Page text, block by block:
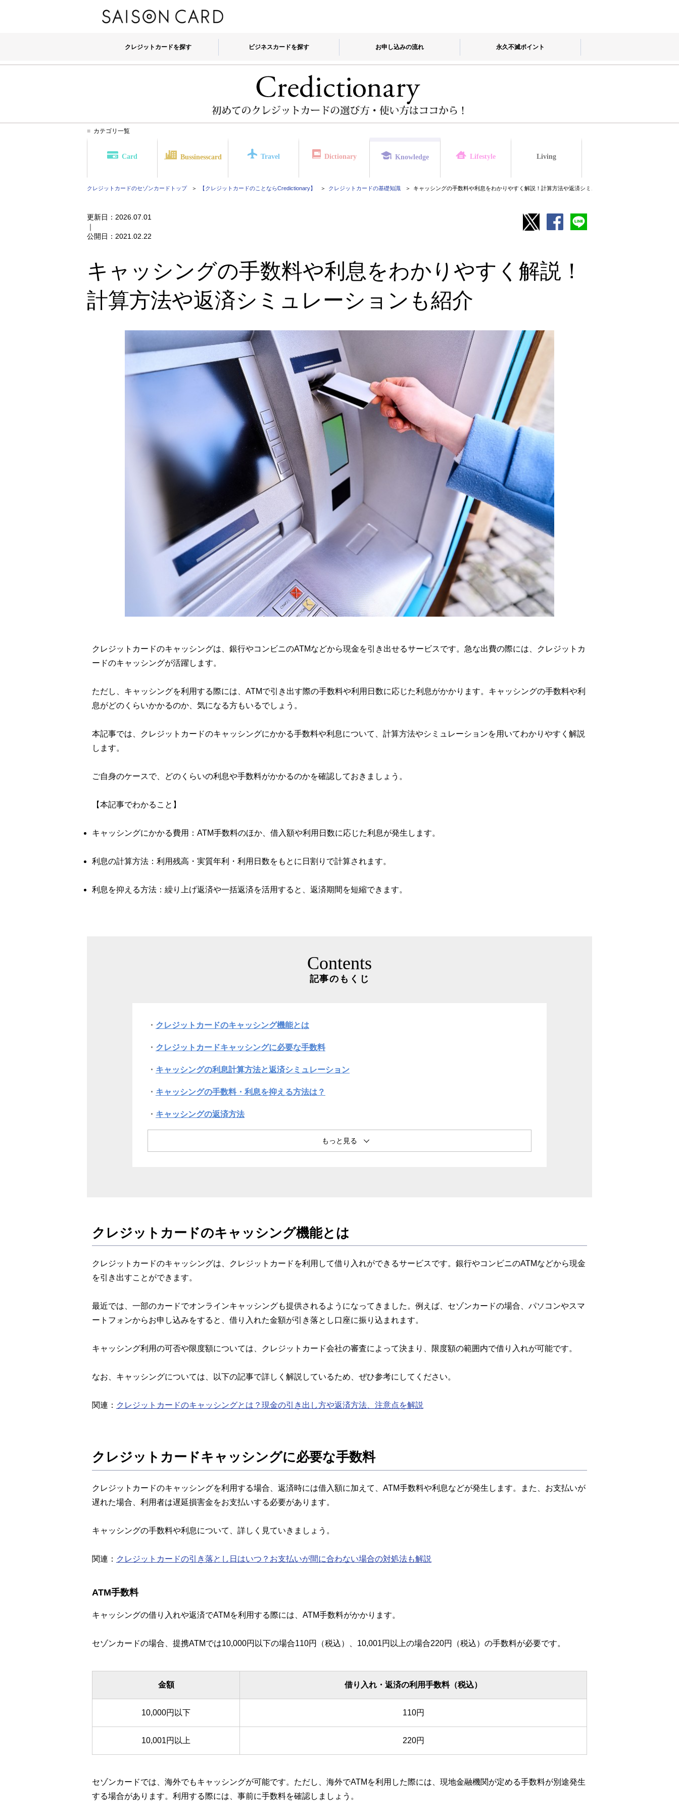
クレジットカードを探す ビジネスカードを探す お申し込みの流れ 永久不滅ポイント
カテゴリ一覧
Card Bussinesscard Travel Dictionary Knowledge Lifestyle Living
クレジットカードのセゾンカード トップ 【クレジットカードのことならCredictionary】 クレジットカードの基礎知識 キャッシングの手数料や利息をわかりやすく解説！計算方法や返済シミュレーションも紹介
更新日： 2026.07.01
｜
公開日： 2021.02.22
キャッシングの手数料や利息をわかりやすく解説！
計算方法や返済シミュレーションも紹介
クレジットカードのキャッシングは、銀行やコンビニのATMなどから現金を引き出せるサービスです。急な出費の際には、クレジットカ
ードのキャッシングが活躍します。
ただし、キャッシングを利用する際には、ATMで引き出す際の手数料や利用日数に応じた利息がかかります。キャッシングの手数料や利
息がどのくらいかかるのか、気になる方もいるでしょう。
本記事では、クレジットカードのキャッシングにかかる手数料や利息について、計算方法やシミュレーションを用いてわかりやすく解説
します。
ご自身のケースで、どのくらいの利息や手数料がかかるのかを確認しておきましょう。
【本記事でわかること】
キャッシングにかかる費用：ATM手数料のほか、借入額や利用日数に応じた利息が発生します。
利息の計算方法：利用残高・実質年利・利用日数をもとに日割りで計算されます。
利息を抑える方法：繰り上げ返済や一括返済を活用すると、返済期間を短縮できます。
Contents
記事のもくじ
クレジットカードのキャッシング機能とは
クレジットカードキャッシングに必要な手数料
キャッシングの利息計算方法と返済シミュレーション
キャッシングの手数料・利息を抑える方法は？
キャッシングの返済方法
キャッシング方法が選べて便利に使える「セゾンカード」がおすすめ
クレジットカードのキャッシング機能とは
クレジットカードのキャッシングは、クレジットカードを利用して借り入れができるサービスです。銀行やコンビニのATMなどから現金
を引き出すことができます。
最近では、一部のカードでオンラインキャッシングも提供されるようになってきました。例えば、セゾンカードの場合、パソコンやスマ
ートフォンからお申し込みをすると、借り入れた金額が引き落とし口座に振り込まれます。
キャッシング利用の可否や限度額については、クレジットカード会社の審査によって決まり、限度額の範囲内で借り入れが可能です。
なお、キャッシングについては、以下の記事で詳しく解説しているため、ぜひ参考にしてください。
関連： クレジットカードのキャッシングとは？現金の引き出し方や返済方法、注意点を解説
クレジットカードキャッシングに必要な手数料
クレジットカードのキャッシングを利用する場合、返済時には借入額に加えて、ATM手数料や利息などが発生します。また、お支払いが
遅れた場合、利用者は遅延損害金をお支払いする必要があります。
キャッシングの手数料や利息について、詳しく見ていきましょう。
関連： クレジットカードの引き落とし日はいつ？お支払いが間に合わない場合の対処法も解説
ATM手数料
キャッシングの借り入れや返済でATMを利用する際には、ATM手数料がかかります。
セゾンカードの場合、提携ATMでは10,000円以下の場合110円（税込）、10,001円以上の場合220円（税込）の手数料が必要です。
金額 借り入れ・返済の利用手数料（税込）
10,000円以下 110円
10,001円以上 220円
セゾンカードでは、海外でもキャッシングが可能です。ただし、海外でATMを利用した際には、現地金融機関が定める手数料が別途発生
する場合があります。利用する際には、事前に手数料を確認しましょう。